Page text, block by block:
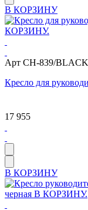
В КОРЗИНУ
Арт CH-839/BLACK
Кресло для
17 955
В КОРЗИНУ